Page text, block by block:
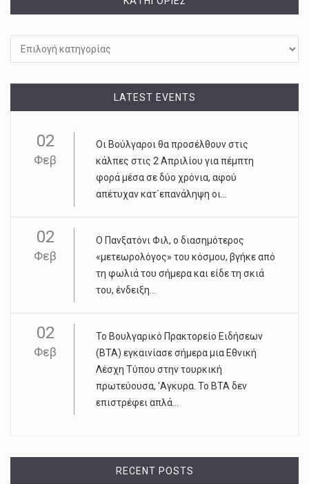
LATEST EVENTS
02
Φεβ
Οι Βούλγαροι θα προσέλθουν στις
κάλπες στις 2 Απριλίου για πέμπτη
φορά μέσα σε δύο χρόνια, αφού
απέτυχαν κατ΄επανάληψη οι...
02
Φεβ
Ο Πανξατόνι Φιλ, ο διασημότερος
«μετεωρολόγος» του κόσμου, βγήκε από
τη φωλιά του σήμερα και είδε τη σκιά
του, ένδειξη...
02
Φεβ
Το Βουλγαρικό Πρακτορείο Ειδήσεων
(ΒΤΑ) εγκαινίασε σήμερα μια Εθνική
Λέσχη Τύπου στην τουρκική
πρωτεύουσα, 'Αγκυρα. Το ΒΤΑ δεν
επιστρέφει απλά...
RECENT POSTS